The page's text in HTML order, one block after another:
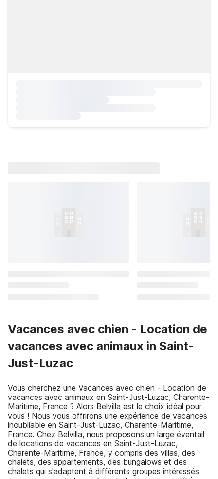
Vacances avec chien - Location de
vacances avec animaux in Saint-
Just-Luzac
Vous cherchez une Vacances avec chien - Location de
vacances avec animaux en Saint-Just-Luzac, Charente-
Maritime, France ? Alors Belvilla est le choix idéal pour
vous ! Nous vous offrirons une expérience de vacances
inoubliable en Saint-Just-Luzac, Charente-Maritime,
France. Chez Belvilla, nous proposons un large éventail
de locations de vacances en Saint-Just-Luzac,
Charente-Maritime, France, y compris des villas, des
chalets, des appartements, des bungalows et des
chalets qui s'adaptent à différents groupes intéressés